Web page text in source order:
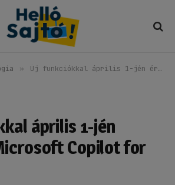
» Új funkciókkal április 1-jén érkezik a Microsoft Copilot for Security
április 1-jén
Copilot for